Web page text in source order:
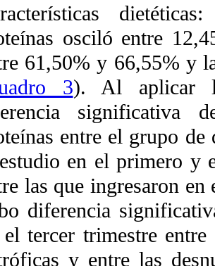
osciló entre
61,50% y 66,55% y
3). Al aplicar
significativa
entre el grupo de
en el primero y
las que ingresaron
diferencia
tercer trimestre
y entre las